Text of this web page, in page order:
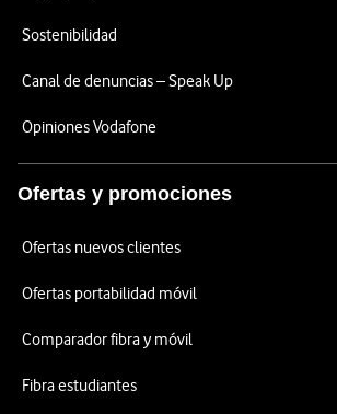
Sostenibilidad
Canal de denuncias – Speak Up
Opiniones Vodafone
Ofertas y promociones
Ofertas nuevos clientes
Ofertas portabilidad móvil
Comparador fibra y móvil
Fibra estudiantes